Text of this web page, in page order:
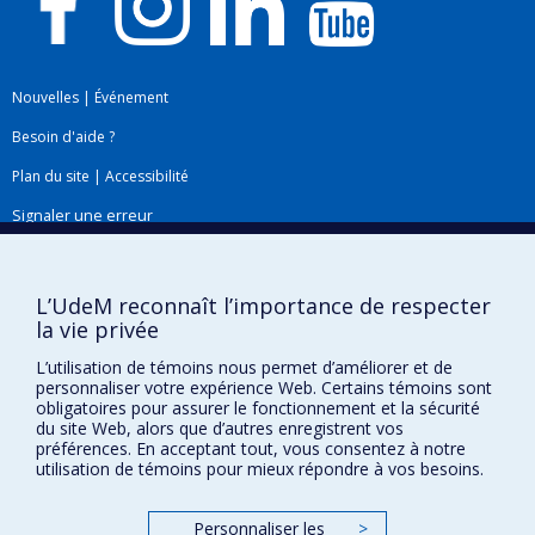
Nouvelles | Événement
Besoin d'aide ?
Plan du site | Accessibilité
Signaler une erreur
Boîte à outils
Téléchargez les logos de l'ESPUM
L’UdeM reconnaît l’importance de respecter
la vie privée
L’utilisation de témoins nous permet d’améliorer et de
personnaliser votre expérience Web. Certains témoins sont
obligatoires pour assurer le fonctionnement et la sécurité
du site Web, alors que d’autres enregistrent vos
préférences. En acceptant tout, vous consentez à notre
utilisation de témoins pour mieux répondre à vos besoins.
Personnaliser les >